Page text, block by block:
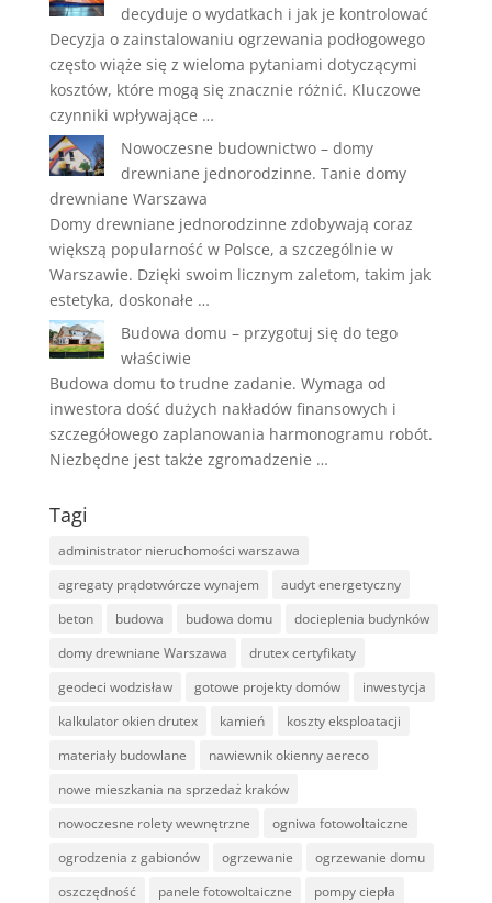
decyduje o wydatkach i jak je kontrolować
Decyzja o zainstalowaniu ogrzewania podłogowego
często wiąże się z wieloma pytaniami dotyczącymi
kosztów, które mogą się znacznie różnić. Kluczowe
czynniki wpływające …
Nowoczesne budownictwo – domy
drewniane jednorodzinne. Tanie domy
drewniane Warszawa
Domy drewniane jednorodzinne zdobywają coraz
większą popularność w Polsce, a szczególnie w
Warszawie. Dzięki swoim licznym zaletom, takim jak
estetyka, doskonałe …
Budowa domu – przygotuj się do tego
właściwie
Budowa domu to trudne zadanie. Wymaga od
inwestora dość dużych nakładów finansowych i
szczegółowego zaplanowania harmonogramu robót.
Niezbędne jest także zgromadzenie …
Tagi
administrator nieruchomości warszawa
agregaty prądotwórcze wynajem
audyt energetyczny
beton
budowa budowa domu
docieplenia budynków
domy drewniane Warszawa
drutex certyfikaty
geodeci wodzisław
gotowe projekty domów
inwestycja
kalkulator okien drutex
kamień
koszty eksploatacji
materiały budowlane
nawiewnik okienny aereco
nowe mieszkania na sprzedaż kraków
nowoczesne rolety wewnętrzne
ogniwa fotowoltaiczne
ogrodzenia z gabionów
ogrzewanie
ogrzewanie domu
oszczędność
panele fotowoltaiczne pompy ciepła